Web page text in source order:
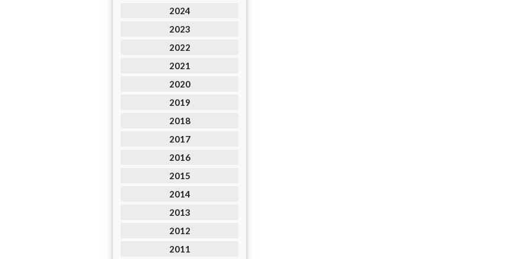
2024
2023
2022
2021
2020
2019
2018
2017
2016
2015
2014
2013
2012
2011